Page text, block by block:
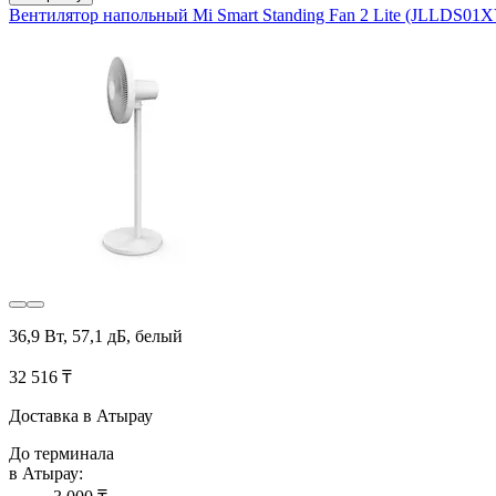
Вентилятор напольный Mi Smart Standing Fan 2 Lite
36,9 Вт, 57,1 дБ, белый
32 516 ₸
Доставка в Атырау
До терминала
в Атырау: